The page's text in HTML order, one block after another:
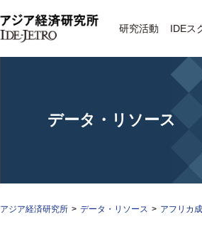
研究活動 IDEス
データ・リソース
アジア経済研究所 > データ・リソース > アフリカ